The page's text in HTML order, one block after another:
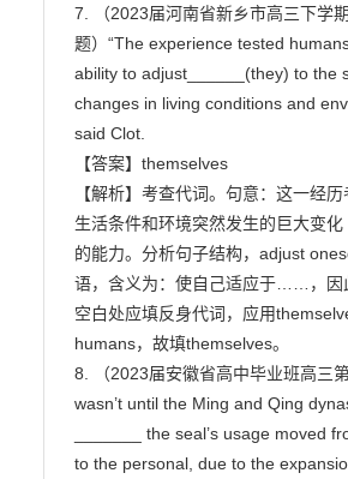
7. （2023届河南省新乡市高三下学
题）“The experience tested
ability to adjust______(they) to the
changes in living conditions and
said Clot.
【答案】themselves
【解析】考查代词。句意：这一经
生活条件和环境突然发生的巨大变化
的能力。分析句子结构，adjust
语，含义为：使自己适应于……，因
空白处应填反身代词，应用
humans，故填themselves。
8. （2023届安徽省高中毕业班高三
wasn’t until the Ming and Qing
_______ the seal’s usage moved
to the personal, due to the